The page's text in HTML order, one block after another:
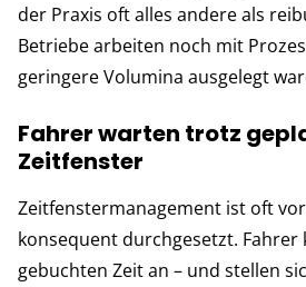
der Praxis oft alles andere als
Betriebe arbeiten noch mit
geringere Volumina ausgelegt
Fahrer warten trotz
Zeitfenster
Zeitfenstermanagement ist oft
konsequent durchgesetzt. Fahrer
gebuchten Zeit an – und stellen